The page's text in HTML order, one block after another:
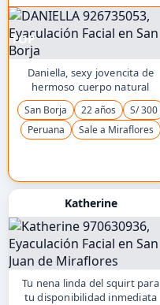
TOP
Daniella, sexy jovencita de
hermoso cuerpo natural
San Borja 22 años
S/ 300
Peruana
Sale a Miraflores
Katherine
Tu nena linda del squirt para
tu disponibilidad inmediata